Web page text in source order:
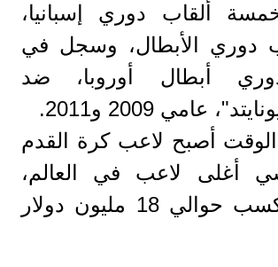
ألقاب دوري إسبانيا،
دوري الأبطال، وسجل في
أبطال أوروبا، ضد
عامي 2009 و2011.
أصبح لاعب كرة القدم
أغلى لاعب في العالم،
حيث أنه يكسب حوالي 18 مليون دولار